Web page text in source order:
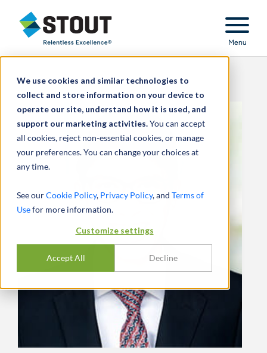
We use cookies and similar technologies to
collect and store information on your device to
operate our site, understand how it is used, and
support our marketing activities.You can accept
all cookies, reject non-essential cookies, or manage
your preferences. You can change your choices at
any time.
See ourCookie Policy, Privacy Policy, and Terms of
Usefor more information.
Customize settings
Accept All Decline
Stout Relentless Excellence
Menu